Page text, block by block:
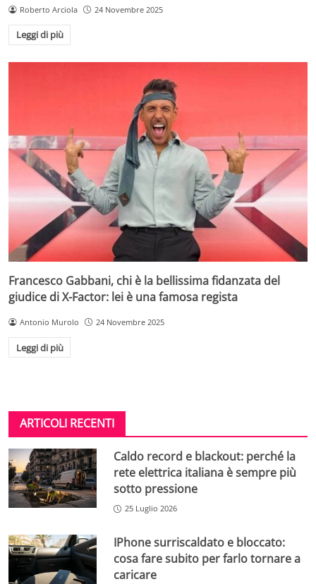
Roberto Arciola 24 Novembre 2025
Leggi di più
Francesco Gabbani, chi è la bellissima fidanzata del
giudice di X-Factor: lei è una famosa regista
Antonio Murolo 24 Novembre 2025
Leggi di più
ARTICOLI RECENTI
Caldo record e blackout: perché la
rete elettrica italiana è sempre più
sotto pressione
25 Luglio 2026
IPhone surriscaldato e bloccato:
cosa fare subito per farlo tornare a
caricare